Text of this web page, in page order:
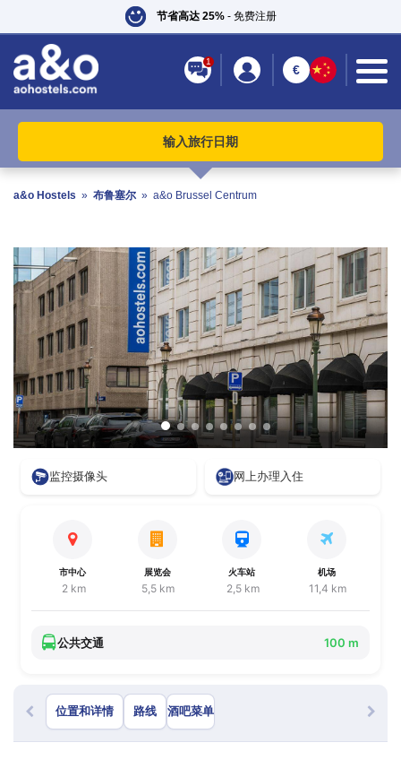
节省高达 25% - 免费注册
1
€
输入旅行日期
a&o Hostels » 布鲁塞尔 » a&o Brussel Centrum
监控摄像头 网上办理入住
市中心
2 km
展览会
5,5 km
火车站
2,5 km
机场
11,4 km
公共交通 100 m
位置和详情 路线 酒吧菜单